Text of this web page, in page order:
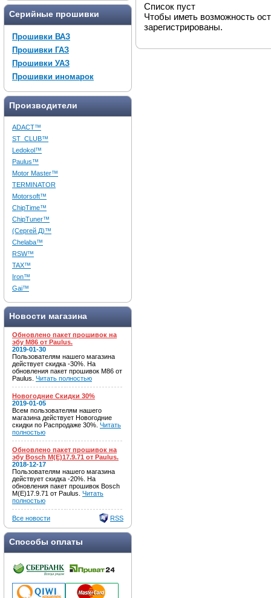
Серийные прошивки
Прошивки ВАЗ
Прошивки ГАЗ
Прошивки УАЗ
Прошивки иномарок
Производители
ADACT™
ST_CLUB™
Ledokol™
Paulus™
Motor Master™
TERMINATOR
Motorsoft™
ChipTime™
ChipTuner™
(Сергей Д)™
Chelaba™
RSW™
TAX™
Iron™
Gai™
Новости магазина
Обновлено пакет прошивок на
эбу M86 от Paulus.
2019-01-30
Пользователям нашего магазина
действует скидка -30%. На
обновления пакет прошивок M86 от
Paulus. Читать полностью
Новогодние Скидки 30%
2019-01-05
Всем пользователям нашего
магазина действует Новогодние
скидки по Распродаже 30%. Читать
полностью
Обновлено пакет прошивок на
эбу Bosch M(E)17.9.71 от Paulus.
2018-12-17
Пользователям нашего магазина
действует скидка -20%. На
обновления пакет прошивок Bosch
M(E)17.9.71 от Paulus. Читать
полностью
Все новости RSS
Способы оплаты
Список пуст
Чтобы иметь возможность
зарегистрированы.